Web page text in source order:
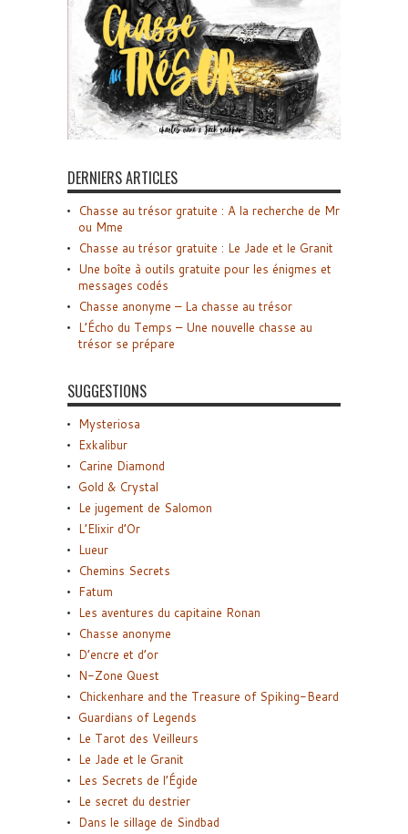
DERNIERS ARTICLES
Chasse au trésor gratuite : A la recherche de Mr
ou Mme
Chasse au trésor gratuite : Le Jade et le Granit
Une boîte à outils gratuite pour les énigmes et
messages codés
Chasse anonyme – La chasse au trésor
L’Écho du Temps – Une nouvelle chasse au
trésor se prépare
SUGGESTIONS
Mysteriosa
Exkalibur
Carine Diamond
Gold & Crystal
Le jugement de Salomon
L’Elixir d’Or
Lueur
Chemins Secrets
Fatum
Les aventures du capitaine Ronan
Chasse anonyme
D’encre et d’or
N-Zone Quest
Chickenhare and the Treasure of Spiking-Beard
Guardians of Legends
Le Tarot des Veilleurs
Le Jade et le Granit
Les Secrets de l’Égide
Le secret du destrier
Dans le sillage de Sindbad